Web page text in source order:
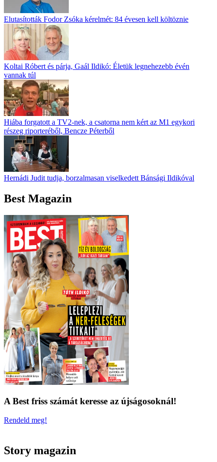
Elutasították Fodor Zsóka kérelmét: 84 évesen kell költöznie
Koltai Róbert és párja, Gaál Ildikó: Életük legnehezebb évén
vannak túl
Hiába forgatott a TV2-nek, a csatorna nem kért az M1 egykori
részeg riporteréből, Bencze Péterből
Hernádi Judit tudja, borzalmasan viselkedett Bánsági Ildikóval
Best Magazin
A Best friss számát keresse az újságosoknál!
Rendeld meg!
Story magazin